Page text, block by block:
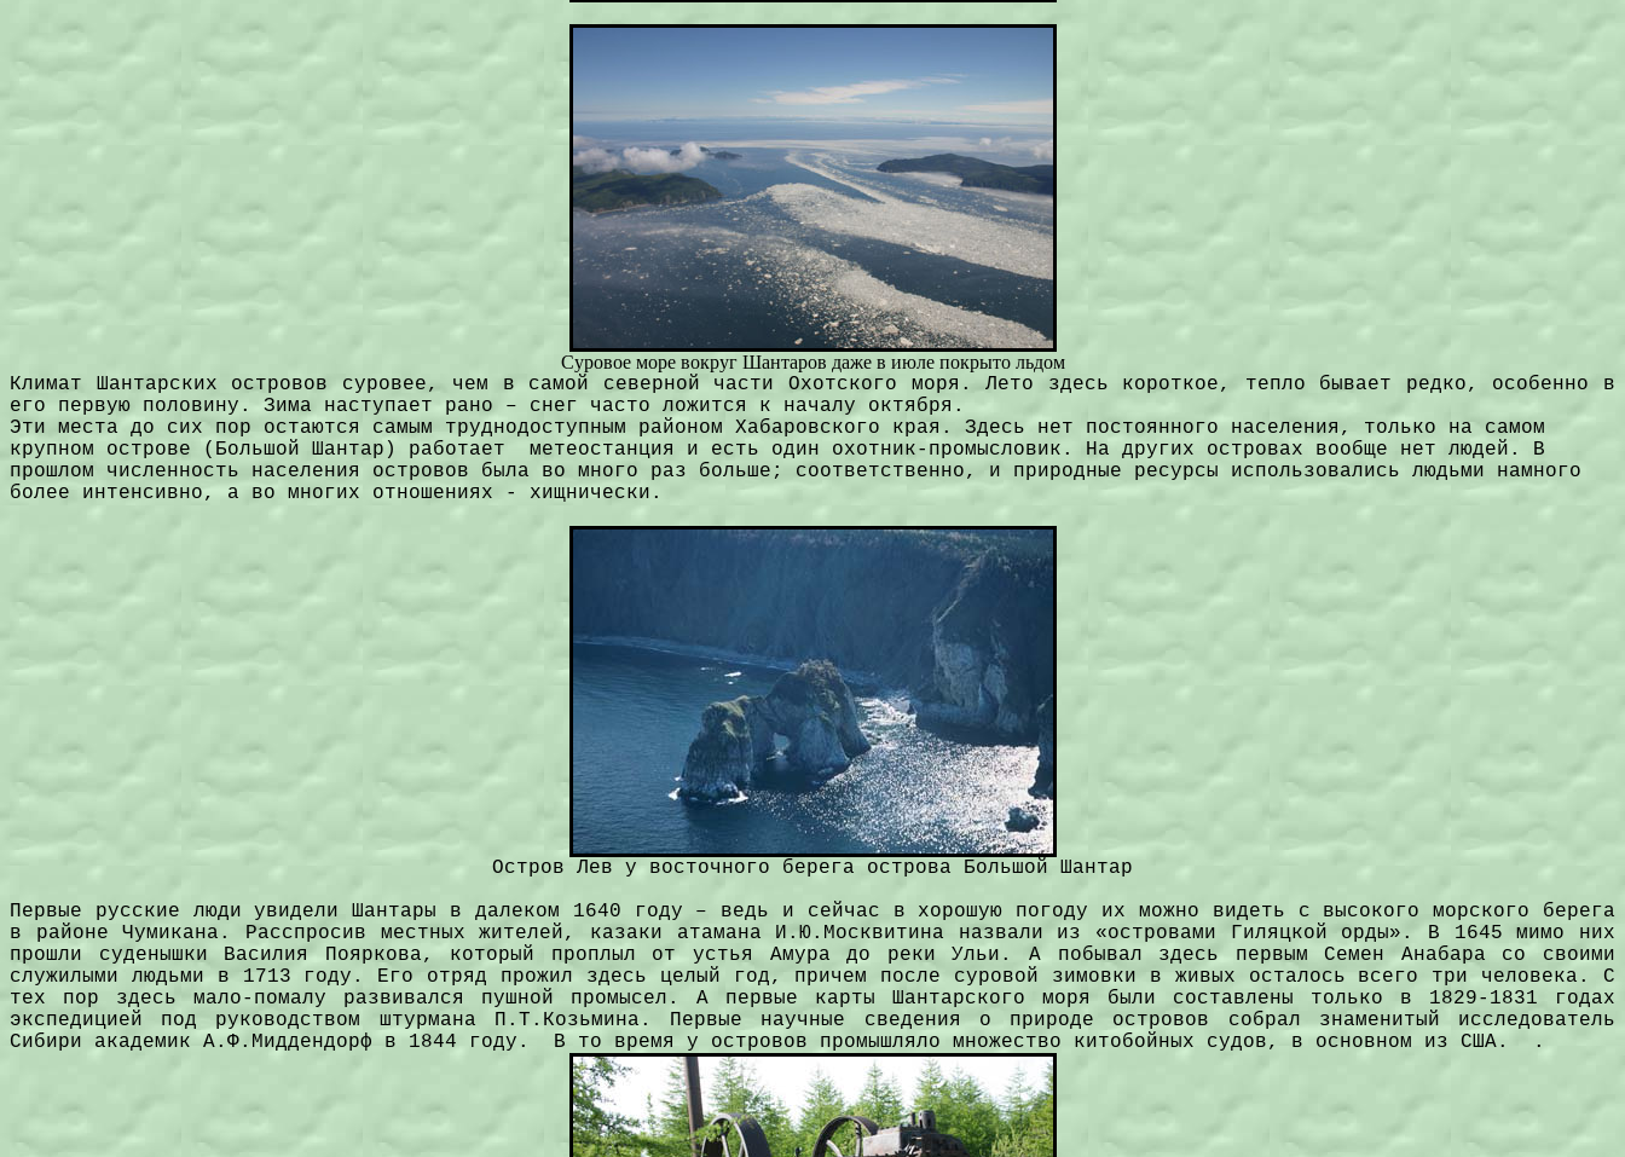
Суровое море вокруг Шантаров даже в июле покрыто льдом
Климат Шантарских островов суровее, чем в самой северной части Охотского моря. Лето здесь короткое, тепло бывает редко, особенно в
его первую половину. Зима наступает рано – снег часто ложится к началу октября.
Эти места до сих пор остаются самым труднодоступным районом Хабаровского края. Здесь нет постоянного населения, только на самом
крупном острове (Большой Шантар) работает
метеостанция и есть один охотник-промысловик. На других островах вообще нет людей. В
прошлом численность населения островов была во много раз больше; соответственно, и природные ресурсы использовались людьми намного
более интенсивно, а во многих отношениях - хищнически.
Остров Лев у восточного берега острова Большой Шантар
Первые русские люди увидели Шантары в далеком 1640 году – ведь и сейчас в хорошую погоду их можно видеть с высокого морского берега
в районе Чумикана. Расспросив местных жителей, казаки атамана И.Ю.Москвитина назвали из «островами Гиляцкой орды». В 1645 мимо них
прошли суденышки Василия Пояркова, который проплыл от устья Амура до реки Ульи. А побывал здесь первым Семен Анабара со своими
служилыми людьми в 1713 году. Его отряд прожил здесь целый год, причем после суровой зимовки в живых осталось всего три человека. С
тех пор здесь мало-помалу развивался пушной промысел. А первые карты Шантарского моря были составлены только в 1829-1831 годах
экспедицией под руководством штурмана П.Т.Козьмина. Первые научные сведения о природе островов собрал знаменитый исследователь
Сибири академик А.Ф.Миддендорф в 1844 году.
В то время у островов промышляло множество китобойных судов, в основном из США. .